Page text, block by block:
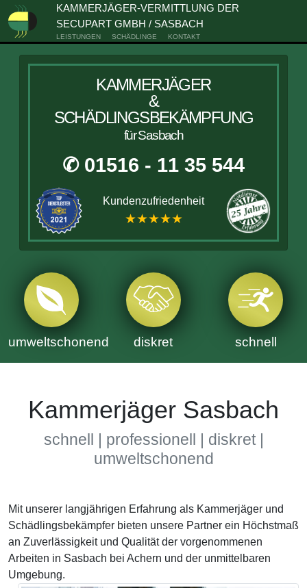
KAMMERJÄGER-VERMITTLUNG DER
SECUPART GMBH / SASBACH
LEISTUNGEN SCHÄDLINGE KONTAKT
KAMMERJÄGER
&
SCHÄDLINGSBEKÄMPFUNG
für Sasbach
✆ 01516 - 11 35 544
Kundenzufriedenheit
★★★★★
umweltschonend diskret schnell
Kammerjäger Sasbach
schnell | professionell | diskret |
umweltschonend
Mit unserer langjährigen Erfahrung als Kammerjäger und
Schädlingsbekämpfer bieten unsere Partner ein Höchstmaß
an Zuverlässigkeit und Qualität der vorgenommenen
Arbeiten in Sasbach bei Achern und der unmittelbaren
Umgebung.